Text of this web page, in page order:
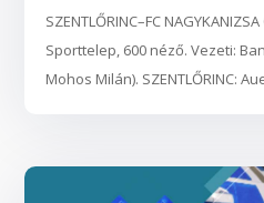
SZENTLŐRINC–FC
Sporttelep, 600 néző. Vezeti:
Mohos Milán). SZENTLŐRINC: